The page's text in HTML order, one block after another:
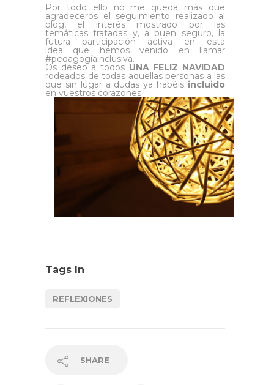
Por todo ello no me queda más que
agradeceros el seguimiento realizado al
blog, el interés mostrado por las
temáticas tratadas y, a buen seguro, la
futura participación activa en esta
idea que hemos venido en llamar
#pedagogíainclusiva.
Os deseo a todos UNA FELIZ NAVIDAD
rodeados de todas aquellas personas a las
que sin lugar a dudas ya habéis incluido
en vuestros corazones
Tags In
REFLEXIONES
SHARE